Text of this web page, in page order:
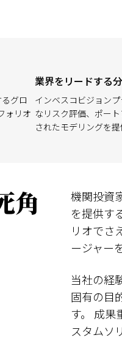
グロ
ォリオ
業界をリードする
インベスコビジョン
なリスク評価、ポー
されたモデリングを
角
機関投資
を提供す
リオでさ
ージャー
当社の経
固有の目
す。 成
スタムソ